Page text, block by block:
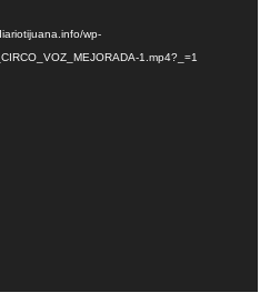
wp-
1.mp4?_=1